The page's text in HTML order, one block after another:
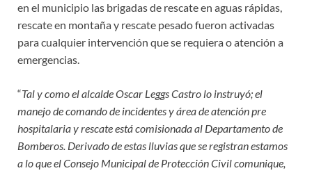
en el municipio las brigadas de rescate en aguas rápidas,
rescate en montaña y rescate pesado fueron activadas
para cualquier intervención que se requiera o atención a
emergencias.
“Tal y como el alcalde Oscar Leggs Castro lo instruyó; el
manejo de comando de incidentes y área de atención pre
hospitalaria y rescate está comisionada al Departamento de
Bomberos. Derivado de estas lluvias que se registran estamos
a lo que el Consejo Municipal de Protección Civil comunique,